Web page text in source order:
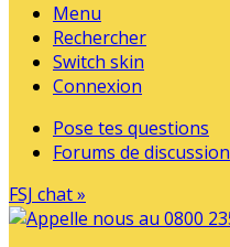
Menu
Rechercher
Switch skin
Connexion
Pose tes questions
Forums de discussion
FSJ chat »